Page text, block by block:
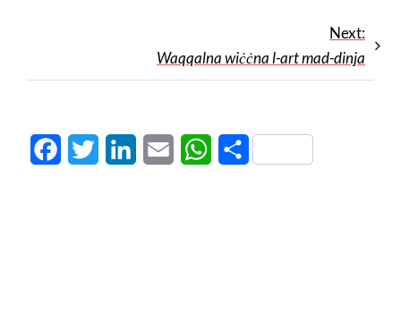
Next:
Waqqalna wiċċna l-art mad-dinja
FacebookTwitter LinkedInEmail WhatsApp
Share